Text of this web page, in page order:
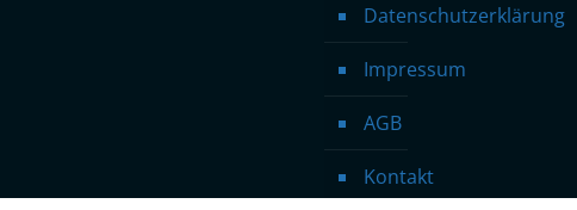
Datenschutzerklärung
Impressum
AGB
Kontakt